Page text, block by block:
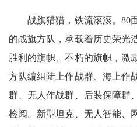
战旗猎猎，铁流滚滚。80
的战旗方队，承载着历史荣光
胜利的旗帜、不朽的旗帜，激
方队编组陆上作战群、海上作
群、无人作战群、后装保障群
检阅。新型坦克、无人智能、